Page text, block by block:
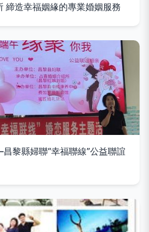
締造幸福姻緣的專業婚姻服務
黎縣婦聯“幸福聯線”公益聯誼